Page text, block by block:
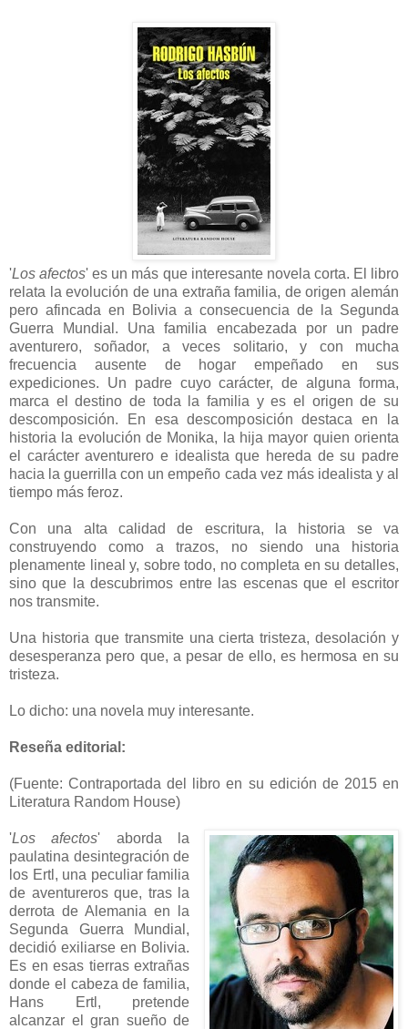
'Los afectos' es un más que interesante novela corta. El libro
relata la evolución de una extraña familia, de origen alemán
pero afincada en Bolivia a consecuencia de la Segunda
Guerra Mundial. Una familia encabezada por un padre
aventurero, soñador, a veces solitario, y con mucha
frecuencia ausente de hogar empeñado en sus
expediciones. Un padre cuyo carácter, de alguna forma,
marca el destino de toda la familia y es el origen de su
descomposición. En esa descomposición destaca en la
historia la evolución de Monika, la hija mayor quien orienta
el carácter aventurero e idealista que hereda de su padre
hacia la guerrilla con un empeño cada vez más idealista y al
tiempo más feroz.
Con una alta calidad de escritura, la historia se va
construyendo como a trazos, no siendo una historia
plenamente lineal y, sobre todo, no completa en su detalles,
sino que la descubrimos entre las escenas que el escritor
nos transmite.
Una historia que transmite una cierta tristeza, desolación y
desesperanza pero que, a pesar de ello, es hermosa en su
tristeza.
Lo dicho: una novela muy interesante.
Reseña editorial:
(Fuente: Contraportada del libro en su edición de 2015 en
Literatura Random House)
'Los afectos' aborda la
paulatina desintegración de
los Ertl, una peculiar familia
de aventureros que, tras la
derrota de Alemania en la
Segunda Guerra Mundial,
decidió exiliarse en Bolivia.
Es en esas tierras extrañas
donde el cabeza de familia,
Hans Ertl, pretende
alcanzar el gran sueño de